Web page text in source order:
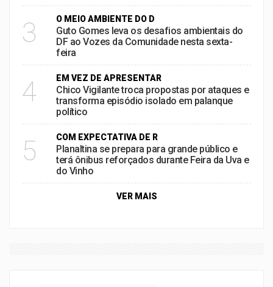
3 O MEIO AMBIENTE DO D
Guto Gomes leva os desafios ambientais do
DF ao Vozes da Comunidade nesta sexta-
feira
4 EM VEZ DE APRESENTAR
Chico Vigilante troca propostas por ataques e
transforma episódio isolado em palanque
político
5 COM EXPECTATIVA DE R
Planaltina se prepara para grande público e
terá ônibus reforçados durante Feira da Uva e
do Vinho
VER MAIS